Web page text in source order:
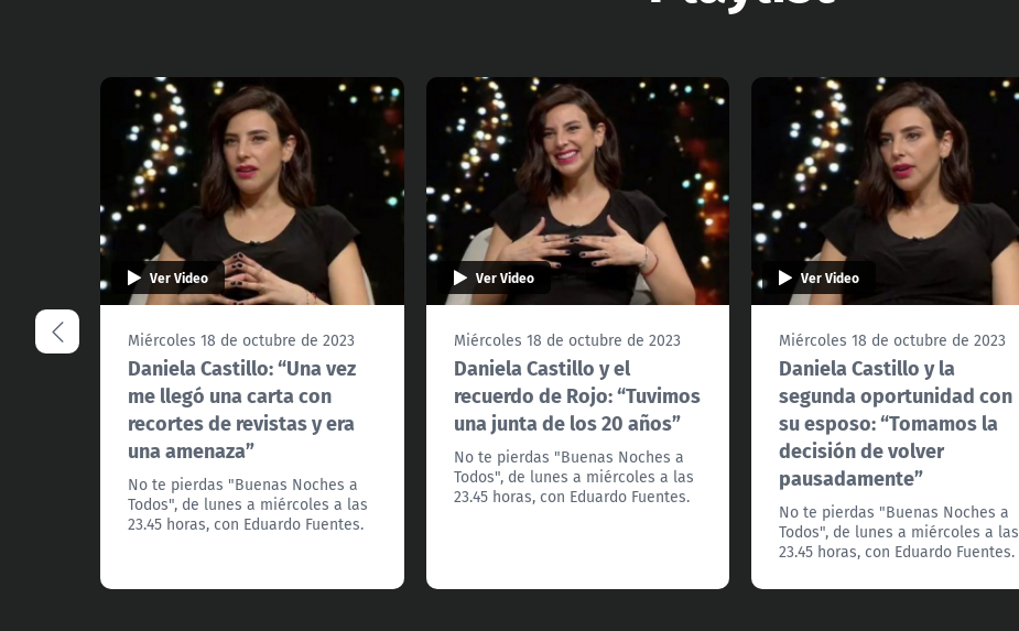
Ver Video
Miércoles 18 de octubre de 2023
Daniela Castillo: “Una vez
me llegó una carta con
recortes de revistas y era
una amenaza”
No te pierdas "Buenas Noches a
Todos", de lunes a miércoles a las
23.45 horas, con Eduardo Fuentes.
Ver Video
Miércoles 18 de octubre de 2023
Daniela Castillo y el
recuerdo de Rojo: “Tuvimos
una junta de los 20 años”
No te pierdas "Buenas Noches a
Todos", de lunes a miércoles a las
23.45 horas, con Eduardo Fuentes.
Ver Video
Miércoles 18 de octubre de 2023
Daniela Castillo y la
segunda oportunidad con
su esposo: “Tomamos la
decisión de volver
pausadamente”
No te pierdas "Buenas Noches a
Todos", de lunes a miércoles a las
23.45 horas, con Eduardo Fuentes.